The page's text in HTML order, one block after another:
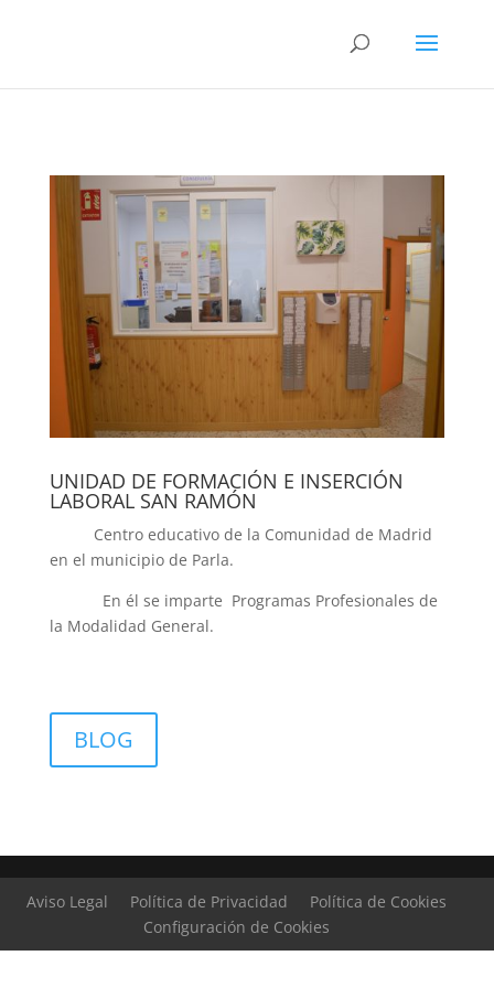
UNIDAD DE FORMACIÓN E INSERCIÓN
LABORAL SAN RAMÓN
Centro educativo de la Comunidad de Madrid
en el municipio de Parla.
En él se imparte Programas Profesionales de
la Modalidad General.
BLOG
Aviso Legal Política de Privacidad
Política de Cookies
Configuración de Cookies